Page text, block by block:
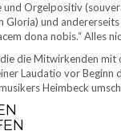
und Orgelpositiv
Gloria) und
dona nobis.“ Alles
die Mitwirkenden mit
Laudatio vor Beginn
Heimbeck